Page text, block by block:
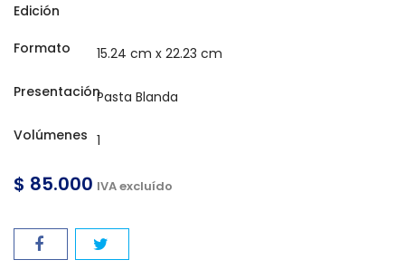
Edición
Formato
Presentación
Volúmenes
$ 85.000 IVA excluído